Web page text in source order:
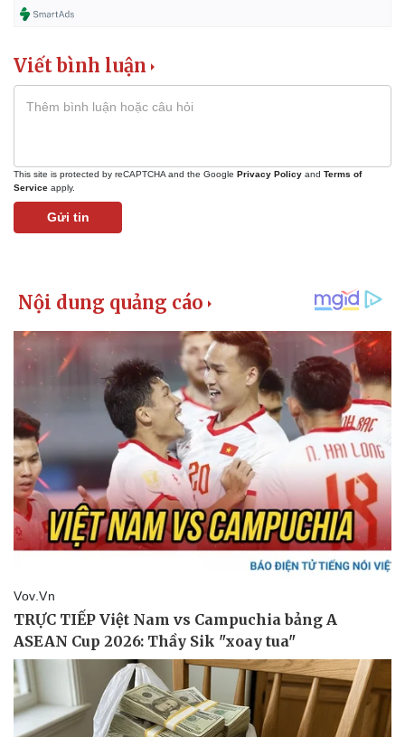
Viết bình luận
This site is protected by reCAPTCHA and the Google Privacy Policy and Terms of
Service apply.
Gửi tin